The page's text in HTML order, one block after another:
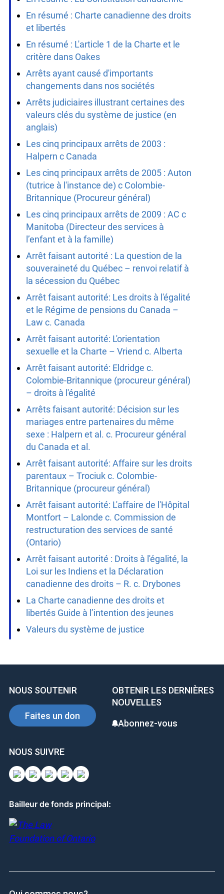
En résumé : Charte canadienne des droits
et libertés
En résumé : L'article 1 de la Charte et le
critère dans Oakes
Arrêts ayant causé d'importants
changements dans nos sociétés
Arrêts judiciaires illustrant certaines des
valeurs clés du système de justice (en
anglais)
Les cinq principaux arrêts de 2003 :
Halpern c Canada
Les cinq principaux arrêts de 2005 : Auton
(tutrice à l'instance de) c Colombie-
Britannique (Procureur général)
Les cinq principaux arrêts de 2009 : AC c
Manitoba (Directeur des services à
l’enfant et à la famille)
Arrêt faisant autorité : La question de la
souveraineté du Québec – renvoi relatif à
la sécession du Québec
Arrêt faisant autorité: Les droits à l'égalité
et le Régime de pensions du Canada –
Law c. Canada
Arrêt faisant autorité: L'orientation
sexuelle et la Charte – Vriend c. Alberta
Arrêt faisant autorité: Eldridge c.
Colombie-Britannique (procureur général)
– droits à l'égalité
Arrêts faisant autorité: Décision sur les
mariages entre partenaires du même
sexe : Halpern et al. c. Procureur général
du Canada et al.
Arrêt faisant autorité: Affaire sur les droits
parentaux – Trociuk c. Colombie-
Britannique (procureur général)
Arrêt faisant autorité: L'affaire de l'Hôpital
Montfort – Lalonde c. Commission de
restructuration des services de santé
(Ontario)
Arrêt faisant autorité : Droits à l'égalité, la
Loi sur les Indiens et la Déclaration
canadienne des droits – R. c. Drybones
La Charte canadienne des droits et
libertés Guide à l’intention des jeunes
Valeurs du système de justice
NOUS SOUTENIR
Faites un don
OBTENIR LES DERNIÈRES
NOUVELLES
Abonnez-vous
NOUS SUIVRE
Bailleur de fonds principal: